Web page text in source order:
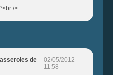
/>
de
02/05/2012
11:58